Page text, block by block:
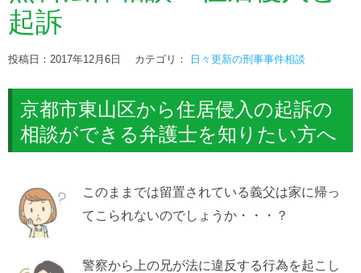
起訴
投稿日：2017年12月6日 カテゴリ： 日々更新の刑事事件相談
京都市東山区から住居侵入の起訴の
相談ができる弁護士を知りたい方へ
このままでは留置されている義父は家に帰っ
てこられないのでしょうか・・・？
警察から上の兄が法に違反する行為を起こし